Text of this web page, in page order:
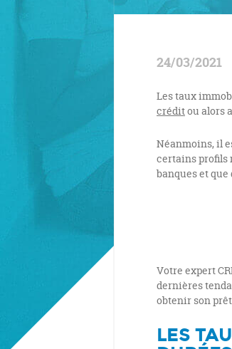
24/03/2021
Les taux
créditou alors
Néanmoins, il
certains profils
banques et
Votre expert
dernières
obtenir son
LES